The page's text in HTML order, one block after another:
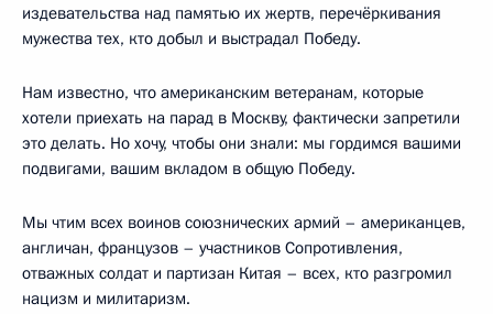
издевательства над памятью их жертв, перечёркивания
мужества тех, кто добыл и выстрадал Победу.
Нам известно, что американским ветеранам, которые
хотели приехать на парад в Москву, фактически запретили
это делать. Но хочу, чтобы они знали: мы гордимся вашими
подвигами, вашим вкладом в общую Победу.
Мы чтим всех воинов союзнических армий – американцев,
англичан, французов – участников Сопротивления,
отважных солдат и партизан Китая – всех, кто разгромил
нацизм и милитаризм.